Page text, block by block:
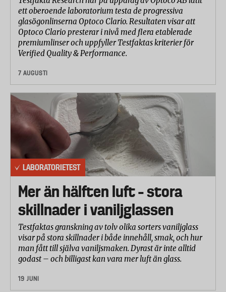
tappade under testproceduren, samt hur slitna
penslarna blev i övrigt. Penslarna lämnades också
i vatten under 24 timmar och efteråt bedömde
laboratoriet graden av rost som bildats.
ett oberoende laboratorium testa de progressiva
glasögonlinserna Optoco Clario. Resultaten visar att
Optoco Clario presterar i nivå med flera etablerade
premiumlinser och uppfyller Testfaktas kriterier för
Verified Quality & Performance.
7 AUGUSTI
LABORATORIETEST
Mer än hälften luft – stora
skillnader i vaniljglassen
Testfaktas granskning av tolv olika sorters vaniljglass
visar på stora skillnader i både innehåll, smak, och hur
man fått till själva vaniljsmaken. Dyrast är inte alltid
godast – och billigast kan vara mer luft än glass.
19 JUNI